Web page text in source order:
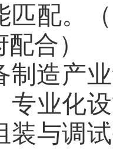
匹配。
合）
制造产
专业化
装与调